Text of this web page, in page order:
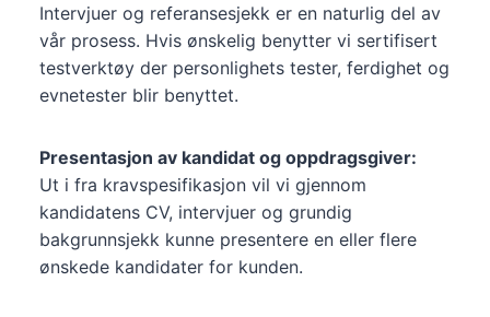
Intervjuer og referansesjekk er en naturlig del av
vår prosess. Hvis ønskelig benytter vi sertifisert
testverktøy der personlighets tester, ferdighet og
evnetester blir benyttet.
Presentasjon av kandidat og oppdragsgiver:
Ut i fra kravspesifikasjon vil vi gjennom
kandidatens CV, intervjuer og grundig
bakgrunnsjekk kunne presentere en eller flere
ønskede kandidater for kunden.